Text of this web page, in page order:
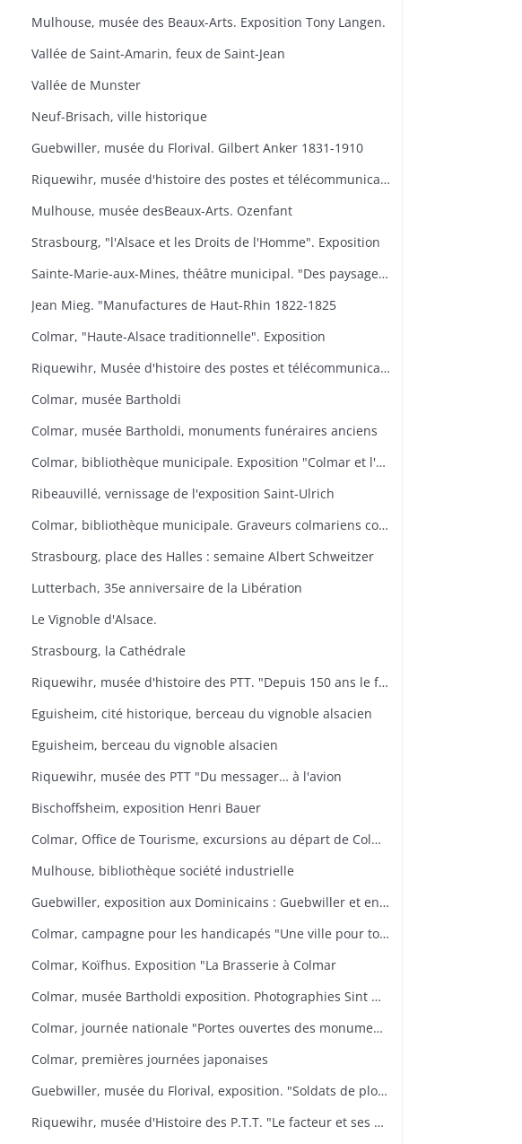
Mulhouse, musée des Beaux-Arts. Exposition Tony Langen.
Vallée de Saint-Amarin, feux de Saint-Jean
Vallée de Munster
Neuf-Brisach, ville historique
Guebwiller, musée du Florival. Gilbert Anker 1831-1910
Riquewihr, musée d'histoire des postes et télécommunications, dernières acquisitions
Mulhouse, musée desBeaux-Arts. Ozenfant
Strasbourg, "l'Alsace et les Droits de l'Homme". Exposition
Sainte-Marie-aux-Mines, théâtre municipal. "Des paysages, des hommes, des traditions
Jean Mieg. "Manufactures de Haut-Rhin 1822-1825
Colmar, "Haute-Alsace traditionnelle". Exposition
Riquewihr, Musée d'histoire des postes et télécommunications. "Facteur ? L'Europe s'il-vous-plaît
Colmar, musée Bartholdi
Colmar, musée Bartholdi, monuments funéraires anciens
Colmar, bibliothèque municipale. Exposition "Colmar et l'Ex-lbiris
Ribeauvillé, vernissage de l'exposition Saint-Ulrich
Colmar, bibliothèque municipale. Graveurs colmariens contemporains
Strasbourg, place des Halles : semaine Albert Schweitzer
Lutterbach, 35e anniversaire de la Libération
Le Vignoble d'Alsace.
Strasbourg, la Cathédrale
Riquewihr, musée d'histoire des PTT. "Depuis 150 ans le facteur de campagne
Eguisheim, cité historique, berceau du vignoble alsacien
Eguisheim, berceau du vignoble alsacien
Riquewihr, musée des PTT "Du messager… à l'avion
Bischoffsheim, exposition Henri Bauer
Colmar, Office de Tourisme, excursions au départ de Colmar
Mulhouse, bibliothèque société industrielle
Guebwiller, exposition aux Dominicains : Guebwiller et environs
Colmar, campagne pour les handicapés "Une ville pour tous
Colmar, Koïfhus. Exposition "La Brasserie à Colmar
Colmar, musée Bartholdi exposition. Photographies Sint Niklaas
Colmar, journée nationale "Portes ouvertes des monuments historiques" (organisée par l'AREHC et le lycée Bartholdi)
Colmar, premières journées japonaises
Guebwiller, musée du Florival, exposition. "Soldats de plomb
Riquewihr, musée d'Histoire des P.T.T. "Le facteur et ses métamorphoses